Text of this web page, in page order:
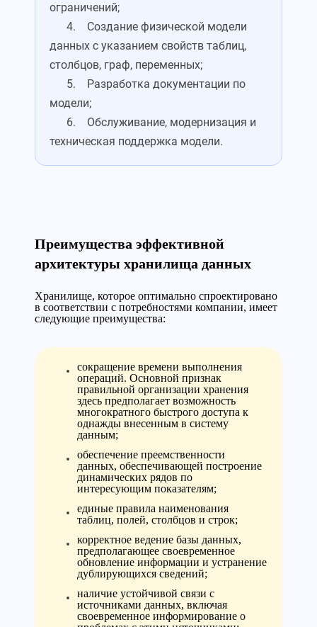
ограничений;
4. Создание физической модели
данных с указанием свойств таблиц,
столбцов, граф, переменных;
5. Разработка документации по
модели;
6. Обслуживание, модернизация и
техническая поддержка модели.
Преимущества эффективной
архитектуры хранилища данных
Хранилище, которое оптимально спроектировано
в соответствии с потребностями компании, имеет
следующие преимущества:
сокращение времени выполнения
операций. Основной признак
правильной организации хранения
здесь предполагает возможность
многократного быстрого доступа к
однажды внесенным в систему
данным;
обеспечение преемственности
данных, обеспечивающей построение
динамических рядов по
интересующим показателям;
единые правила наименования
таблиц, полей, столбцов и строк;
корректное ведение базы данных,
предполагающее своевременное
обновление информации и устранение
дублирующихся сведений;
наличие устойчивой связи с
источниками данных, включая
своевременное информирование о